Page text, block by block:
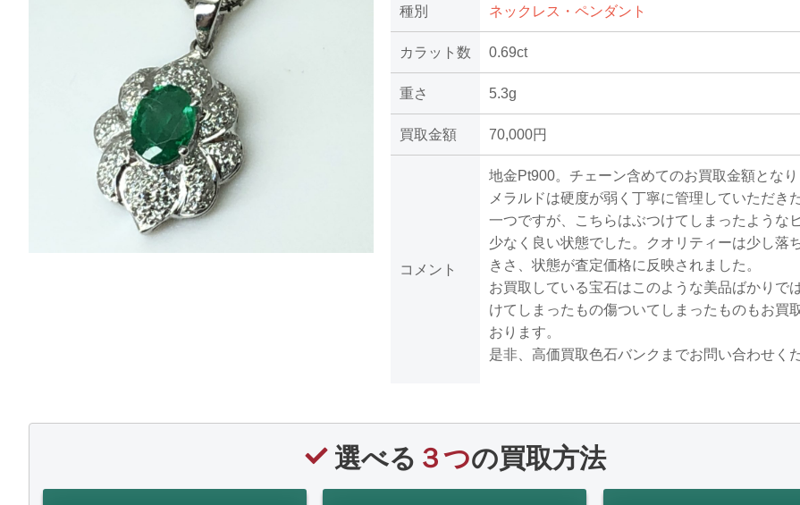
種別 ネックレス・ペンダント
カラット数 0.69ct
重さ 5.3g
買取金額 70,000円
コメント
地金Pt900。チェーン含めてのお買取金額とな
メラルドは硬度が弱く丁寧に管理していただき
一つですが、こちらはぶつけてしまったような
少なく良い状態でした。クオリティーは少し落
きさ、状態が査定価格に反映されました。
お買取している宝石はこのような美品ばかりで
けてしまったもの傷ついてしまったものもお買
おります。
是非、高価買取色石バンクまでお問い合わせく
選べる ３つの買取方法